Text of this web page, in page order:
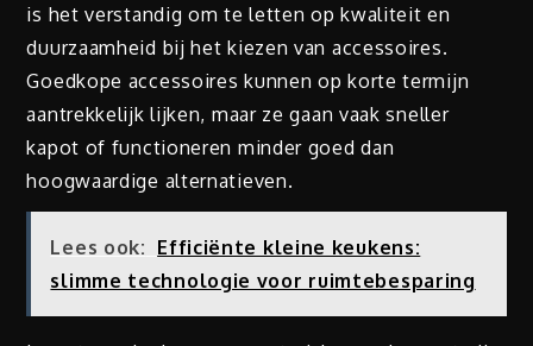
is het verstandig om te letten op kwaliteit en
duurzaamheid bij het kiezen van accessoires.
Goedkope accessoires kunnen op korte termijn
aantrekkelijk lijken, maar ze gaan vaak sneller
kapot of functioneren minder goed dan
hoogwaardige alternatieven.
Lees ook: Efficiënte kleine keukens:
slimme technologie voor ruimtebesparing